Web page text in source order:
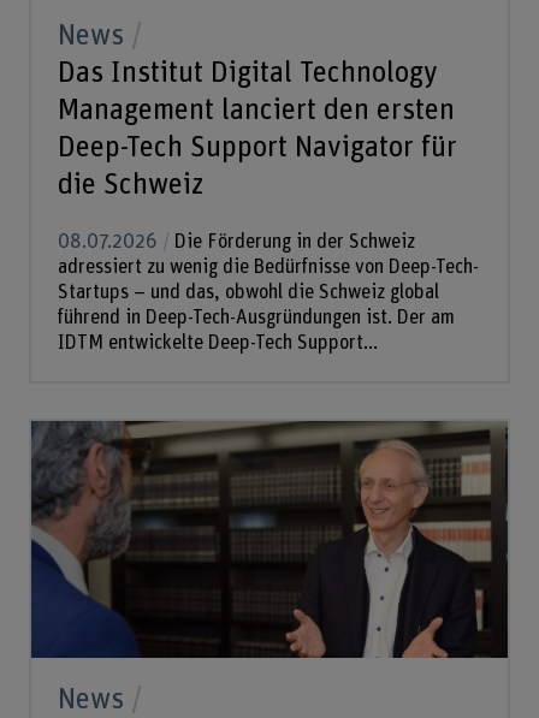
News
Das Institut Digital Technology
Management lanciert den ersten
Deep-Tech Support Navigator für
die Schweiz
08.07.2026
Die Förderung in der Schweiz
adressiert zu wenig die Bedürfnisse von Deep-Tech-
Startups – und das, obwohl die Schweiz global
führend in Deep-Tech-Ausgründungen ist. Der am
IDTM entwickelte Deep-Tech Support...
News